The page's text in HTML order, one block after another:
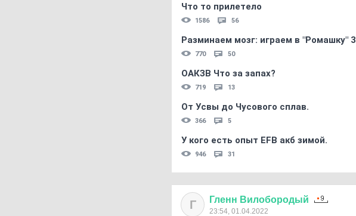
Что то прилетело
1586 56
Разминаем мозг: играем в "Ромашку" 3
770 50
ОАКЗВ Что за запах?
719 13
От Усвы до Чусового сплав.
366 5
У кого есть опыт EFB акб зимой.
946 31
Г Гленн Вилобородый
23:54, 01.04.2022